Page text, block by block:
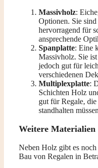
Massivholz:
Optionen. Sie
hervorragend für
ansprechende
Spanplatte: Eine
Massivholz. Sie
jedoch gut für
verschiedenen
Multiplexplatte:
Schichten Holz
gut für Regale,
standhalten
Weitere Materialien
Neben Holz gibt es
Bau von Regalen in